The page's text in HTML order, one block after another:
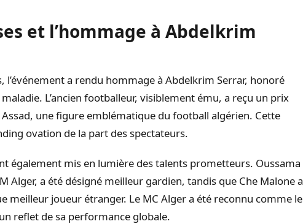
et l’hommage à Abdelkrim
l’événement a rendu hommage à Abdelkrim Serrar, honoré
L’ancien footballeur, visiblement ému, a reçu un prix
Assad, une figure emblématique du football algérien. Cette
ovation de la part des spectateurs.
également mis en lumière des talents prometteurs. Oussama
Alger, a été désigné meilleur gardien, tandis que Che Malone a
meilleur joueur étranger. Le MC Alger a été reconnu comme le
reflet de sa performance globale.